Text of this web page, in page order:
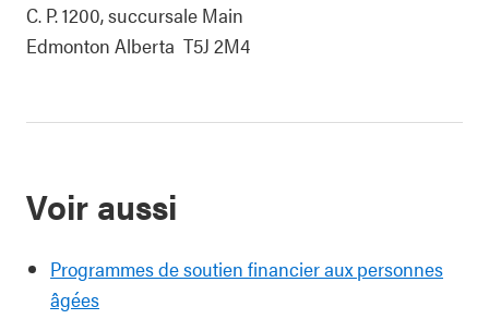
C. P. 1200, succursale Main
Edmonton Alberta T5J 2M4
Voir aussi
Programmes de soutien financier aux personnes
âgées